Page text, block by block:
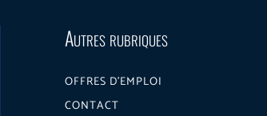
Autres rubriques
OFFRES D’EMPLOI
CONTACT